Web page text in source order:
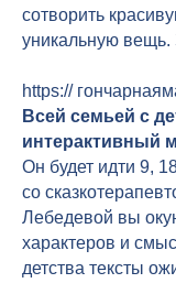
сотворить
уникальную вещь.
https://
Всей семьей с
интерактивный
Он будет идти 9,
со
Лебедевой вы
характеров и
детства тексты